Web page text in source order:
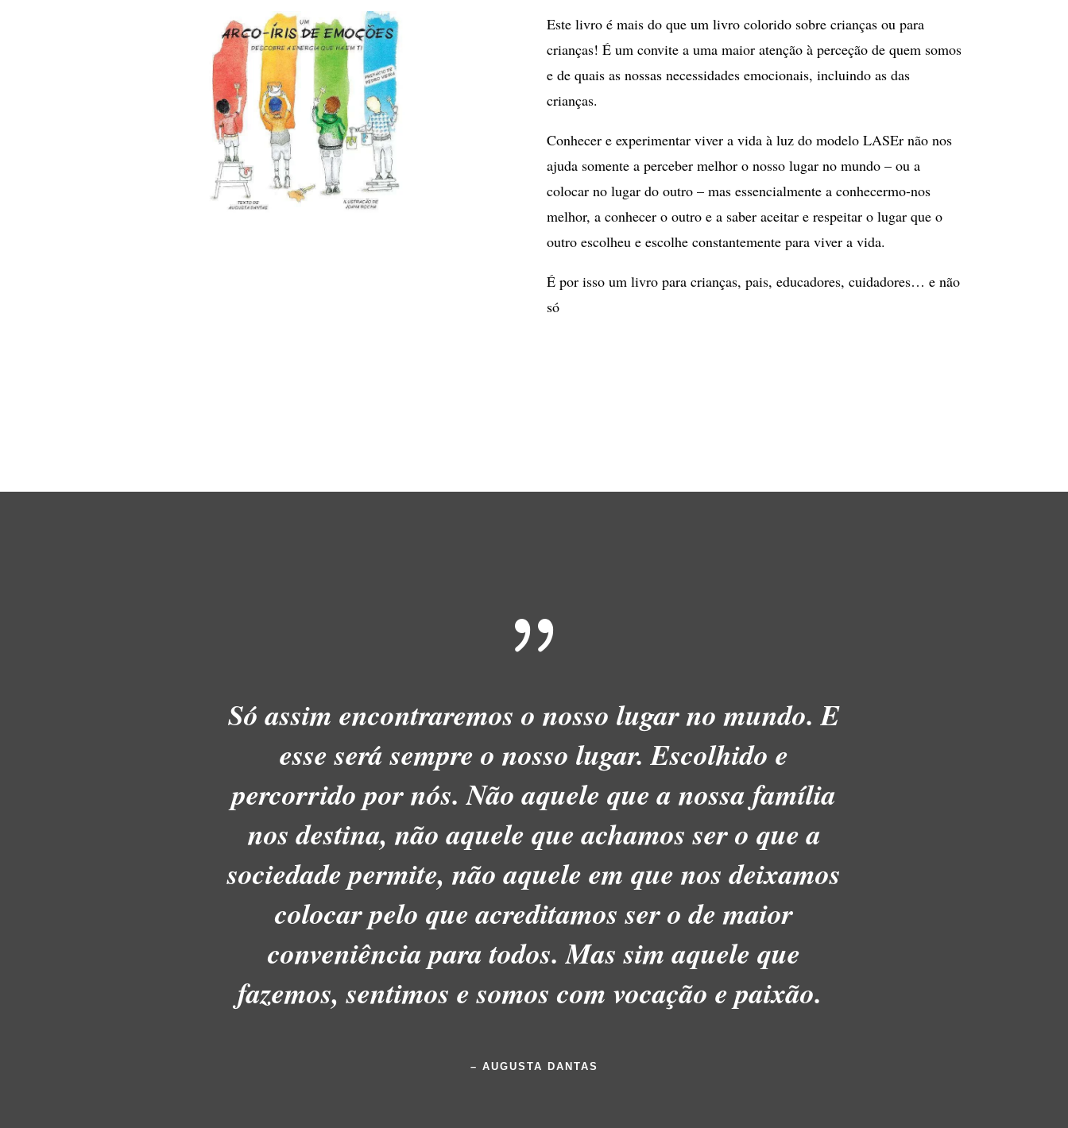
Este livro é mais do que um livro colorido sobre crianças ou para
crianças! É um convite a uma maior atenção à perceção de quem somos
e de quais as nossas necessidades emocionais, incluindo as das
crianças.
Conhecer e experimentar viver a vida à luz do modelo LASEr não nos
ajuda somente a perceber melhor o nosso lugar no mundo – ou a
colocar no lugar do outro – mas essencialmente a conhecermo-nos
melhor, a conhecer o outro e a saber aceitar e respeitar o lugar que o
outro escolheu e escolhe constantemente para viver a vida.
É por isso um livro para crianças, pais, educadores, cuidadores… e não
só
{
Só assim encontraremos o nosso lugar no mundo. E
esse será sempre o nosso lugar. Escolhido e
percorrido por nós. Não aquele que a nossa família
nos destina, não aquele que achamos ser o que a
sociedade permite, não aquele em que nos deixamos
colocar pelo que acreditamos ser o de maior
conveniência para todos. Mas sim aquele que
fazemos, sentimos e somos com vocação e paixão.
– AUGUSTA DANTAS